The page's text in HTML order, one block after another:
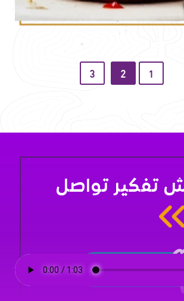
1
2
3
تفكير تواصل
تواصل معنا
الآن